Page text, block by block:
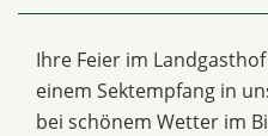
Ihre Feier im
einem Sektempfang in
bei schönem Wetter im